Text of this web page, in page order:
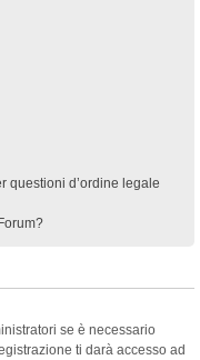
questioni d’ordine legale
se è necessario
ti darà accesso ad